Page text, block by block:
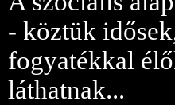
- köztük
fogyatékkal
láthatnak...